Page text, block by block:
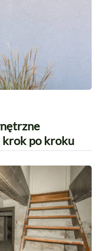
krok po kroku